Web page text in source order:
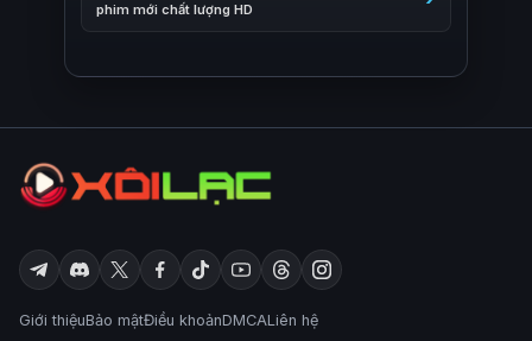
phim mới chất lượng HD
Giới thiệuBảo mậtĐiều khoảnDMCALiên hệ